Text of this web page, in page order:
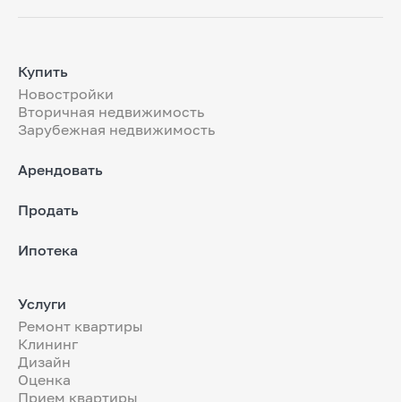
Купить
Новостройки
Вторичная недвижимость
Зарубежная недвижимость
Арендовать
Продать
Ипотека
Услуги
Ремонт квартиры
Клининг
Дизайн
Оценка
Прием квартиры